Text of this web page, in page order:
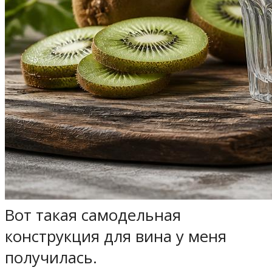
Вот такая самодельная
конструкция для вина у меня
получилась.